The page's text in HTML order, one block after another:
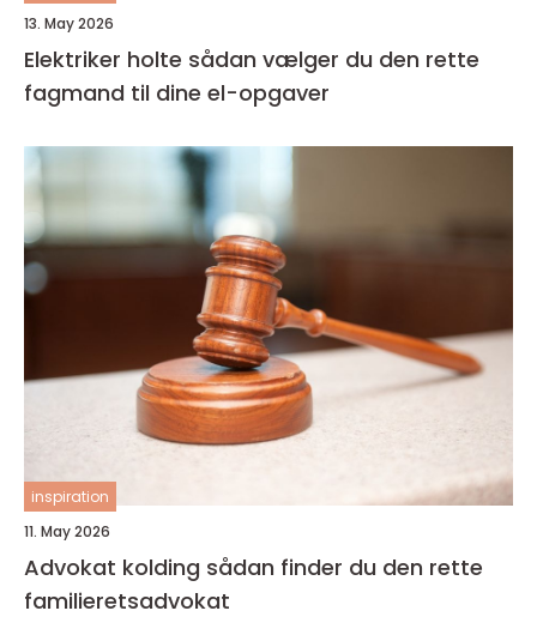
13. May 2026
Elektriker holte sådan vælger du den rette
fagmand til dine el-opgaver
inspiration
11. May 2026
Advokat kolding sådan finder du den rette
familieretsadvokat